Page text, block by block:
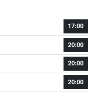
17:00
20:00
20:00
20:00